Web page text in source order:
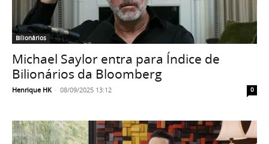
Bilionários
Michael Saylor entra para Índice de
Bilionários da Bloomberg
Henrique HK - 08/09/2025 13:12 0